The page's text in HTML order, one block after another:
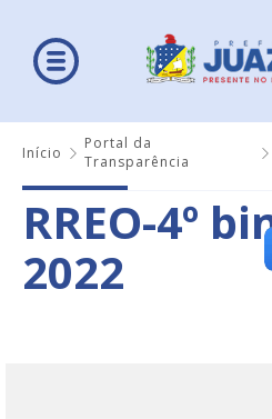
Início
Portal da
Transparência
RREO-4º
2022